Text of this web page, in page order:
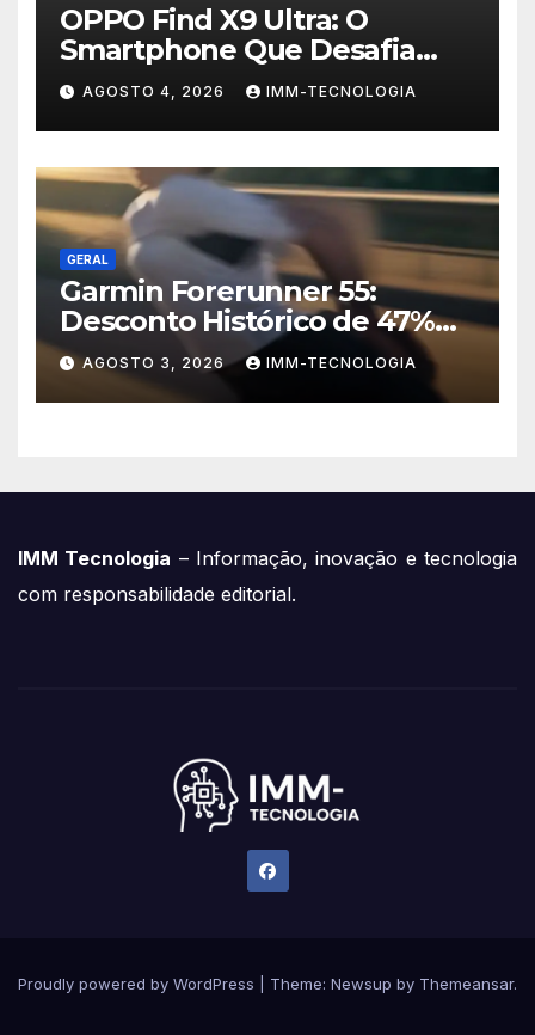
OPPO Find X9 Ultra: O
Smartphone Que Desafia
Câmeras Profissionais com
200MP e Tecnologia
Hasselblad
AGOSTO 4, 2026 IMM-TECNOLOGIA
GERAL
Garmin Forerunner 55:
Desconto Histórico de 47%
no Smartwatch Essencial
para Corredores!
AGOSTO 3, 2026 IMM-TECNOLOGIA
IMM Tecnologia – Informação, inovação e tecnologia
com responsabilidade editorial.
Proudly powered by WordPress Theme: Newsup by Themeansar.